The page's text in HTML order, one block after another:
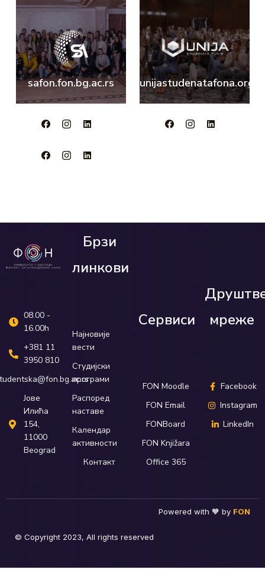
safon.fon.bg.ac.rs unijastudenatafona.org
08.00 -
16.00h
+381 11
3950 810
Јове
Илића
154,
11000
Beograd
Брзи
линкови
Најновије
вести
Студијски
програми
Распоред
наставе
Календар
активности
Контакт
Сервиси
FON Moodle
FON Email
FONBoard
FON Knjižara
Office 365
мреже
Facebook
Instagram
LinkedIn
Powered with 🧡 by FON
© Copyright 2023, All rights reserved